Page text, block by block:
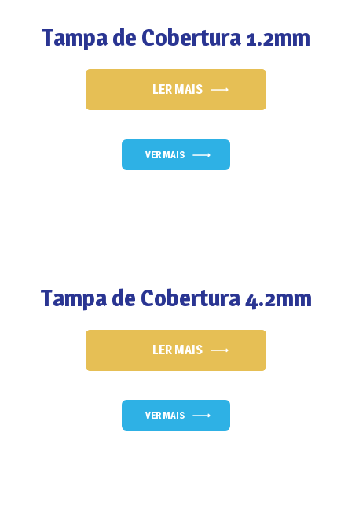
Tampa de Cobertura 1.2mm
LER MAIS
VER MAIS
Tampa de Cobertura 4.2mm
LER MAIS
VER MAIS